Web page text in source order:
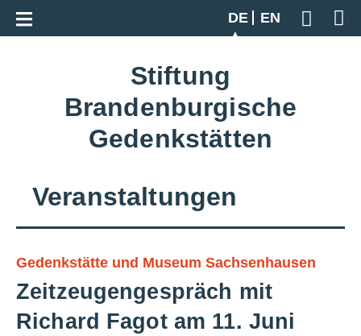
DE
EN
Geben
Zur Gesamtübersicht
Stiftung
Brandenburgische
Gedenkstätten
Veranstaltungen
Gedenkstätte und Museum Sachsenhausen
Zeitzeugengespräch mit
Richard Fagot am 11. Juni